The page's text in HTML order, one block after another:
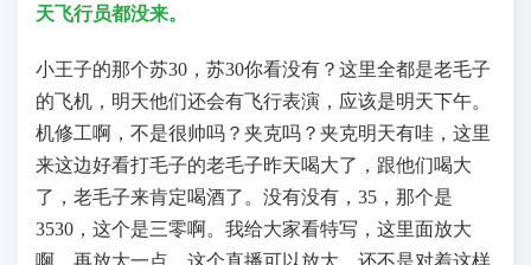
天飞行员都没来。
小王子的那个苏30，苏30你看没有？这里全都是老毛子
的飞机，明天他们还会有飞行表演，应该是明天下午。
机修工啊，不是很帅吗？夹克吗？夹克明天有哇，这里
来这边好看打毛子的老毛子昨天喝大了，跟他们喝大
了，老毛子来肯定喝酒了。没有没有，35，那个是
3530，这个是三零啊。我给大家看特写，这里面放大
啊，再放大一点，这个直播可以放大，还不是对着这样